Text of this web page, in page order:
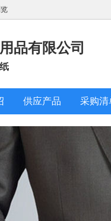
品有限公司
供应产品 采购清